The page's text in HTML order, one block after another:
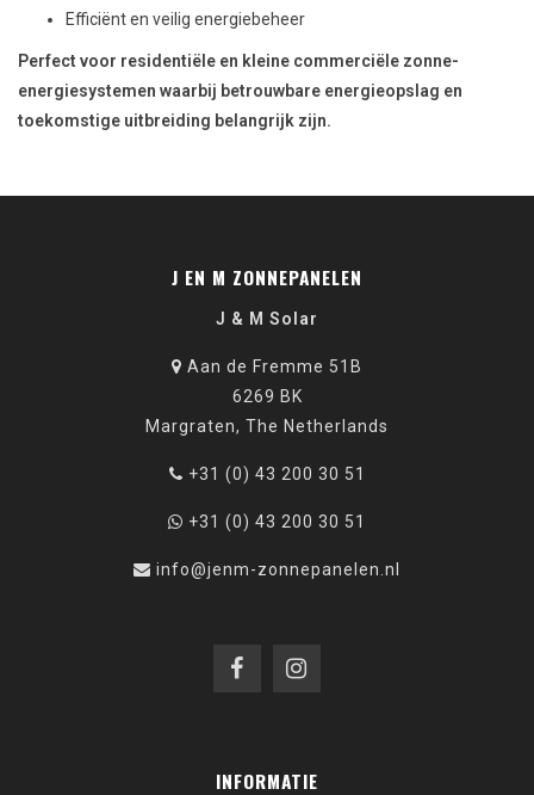
Efficiënt en veilig energiebeheer
Perfect voor residentiële en kleine commerciële zonne-
energiesystemen waarbij betrouwbare energieopslag en
toekomstige uitbreiding belangrijk zijn.
J EN M ZONNEPANELEN
J & M Solar
Aan de Fremme 51B
6269 BK
Margraten, The Netherlands
+31 (0) 43 200 30 51
+31 (0) 43 200 30 51
info@jenm-zonnepanelen.nl
INFORMATIE